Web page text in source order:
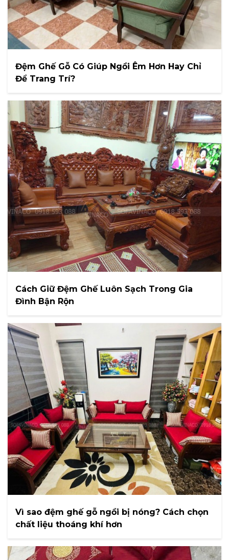
Đệm Ghế Gỗ Có Giúp Ngồi Êm Hơn Hay Chỉ
Để Trang Trí?
Cách Giữ Đệm Ghế Luôn Sạch Trong Gia
Đình Bận Rộn
Vì sao đệm ghế gỗ ngồi bị nóng? Cách chọn
chất liệu thoáng khí hơn